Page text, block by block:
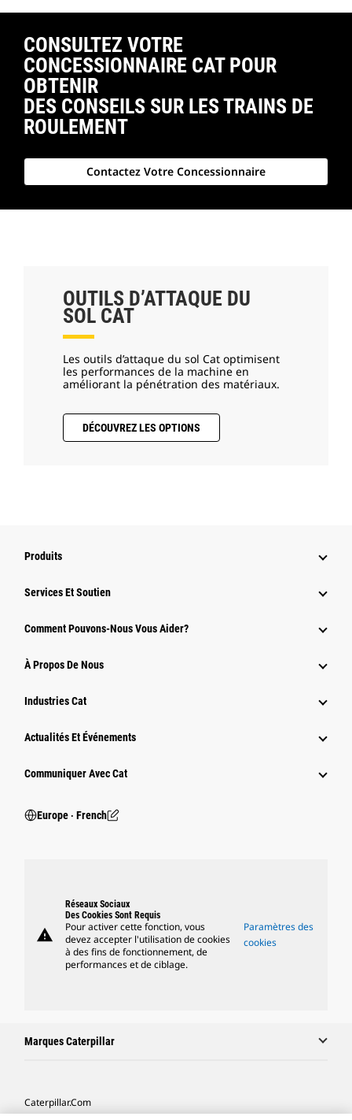
CONSULTEZ VOTRE
CONCESSIONNAIRE CAT POUR
OBTENIR
DES CONSEILS SUR LES TRAINS DE
ROULEMENT
Contactez Votre Concessionnaire
OUTILS D’ATTAQUE DU
SOL CAT
Les outils d’attaque du sol Cat optimisent
les performances de la machine en
améliorant la pénétration des matériaux.
DÉCOUVREZ LES OPTIONS
Produits
Services Et Soutien
Comment Pouvons-Nous Vous Aider?
À Propos De Nous
Industries Cat
Actualités Et Événements
Communiquer Avec Cat
Europe ‧ French
warning
Réseaux Sociaux
Des Cookies Sont Requis
Pour activer cette fonction, vous
devez accepter l'utilisation de cookies
à des fins de fonctionnement, de
performances et de ciblage.
Paramètres des
cookies
Marques Caterpillar
Caterpillar.com